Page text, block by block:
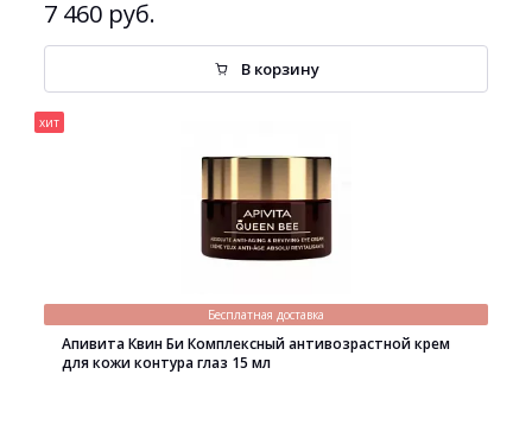
7 460 руб.
В корзину
хит
Бесплатная доставка
Апивита Квин Би Комплексный антивозрастной крем
для кожи контура глаз 15 мл